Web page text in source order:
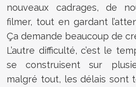
nouveaux cadrages, de
filmer, tout en gardant
Ça demande beaucoup de
L’autre difficulté, c’est le
se construisent sur
malgré tout, les délais sont